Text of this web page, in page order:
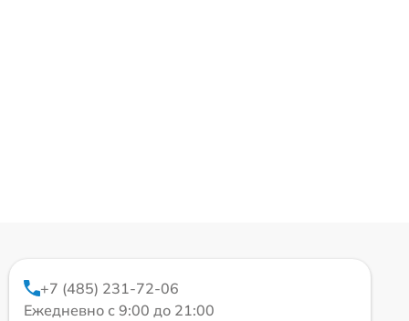
+7 (485) 231-72-06
Ежедневно с 9:00 до 21:00